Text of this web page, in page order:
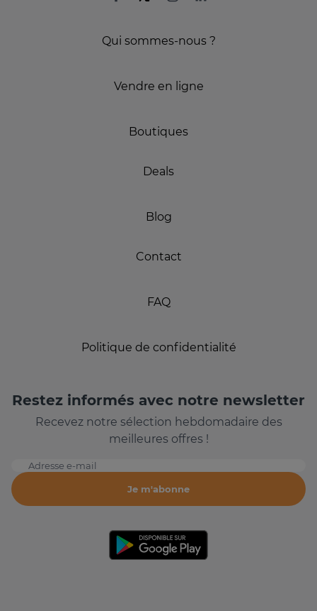
Qui sommes-nous ?
Vendre en ligne
Boutiques
Deals
Blog
Contact
FAQ
Politique de confidentialité
Restez informés avec notre newsletter
Recevez notre sélection hebdomadaire des
meilleures offres !
Adresse e-mail
Je m'abonne